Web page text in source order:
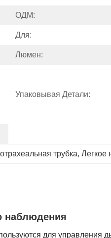
ОДМ:
Для:
Люмен:
Упаковывая Детали:
трубка, Легкое
наблюдения
для управления